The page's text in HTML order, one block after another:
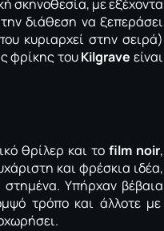
σκηνοθεσία, με εξέχοντα
διάθεση να ξεπεράσει
κυριαρχεί στην σειρά)
φρίκης τουKilgrave είναι
θρίλερ και τοfilm noir,
και φρέσκια ιδέα,
Υπήρχαν βέβαια
τρόπο και άλλοτε με